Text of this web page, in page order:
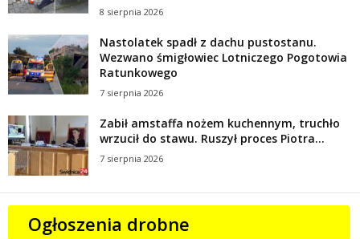
8 sierpnia 2026
Nastolatek spadł z dachu pustostanu.
Wezwano śmigłowiec Lotniczego Pogotowia
Ratunkowego
7 sierpnia 2026
Zabił amstaffa nożem kuchennym, truchło
wrzucił do stawu. Ruszył proces Piotra...
7 sierpnia 2026
Ogłoszenia drobne